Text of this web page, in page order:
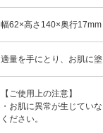
幅62×高さ140×奥行17mm
適量を手にとり、お肌に塗
【ご使用上の注意】
・お肌に異常が生じてい
ください。